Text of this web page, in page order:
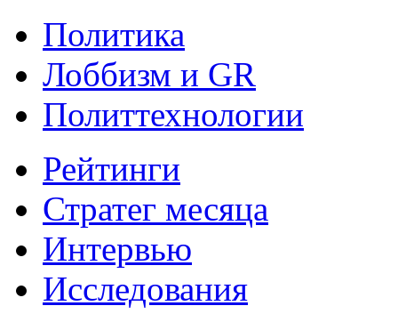
Политика
Лоббизм и GR
Политтехнологии
Рейтинги
Стратег месяца
Интервью
Исследования